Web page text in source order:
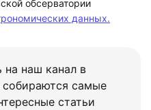
обсерватории
данных.
на наш канал в
собираются самые
статьи